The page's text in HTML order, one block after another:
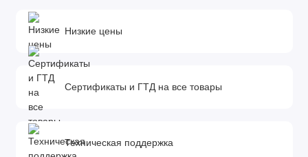
Низкие цены
Сертификаты и ГТД на все товары
Техническая поддержка